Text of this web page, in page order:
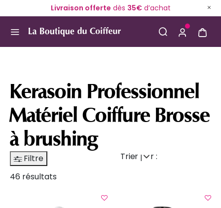
Livraison offerte dès 35€d’achat
Kerasoin Professionnel
Matériel Coiffure Brosse
à brushing
Trier par :
Filtre
46 résultats